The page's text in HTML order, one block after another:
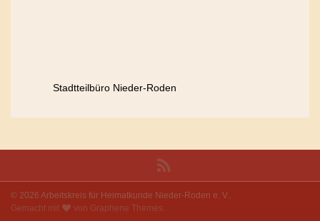
Stadtteilbüro Nieder-Roden
© 2026 Arbeitskreis für Heimatkunde Nieder-Roden e. V..
Gemacht mit
von Graphene Themes.